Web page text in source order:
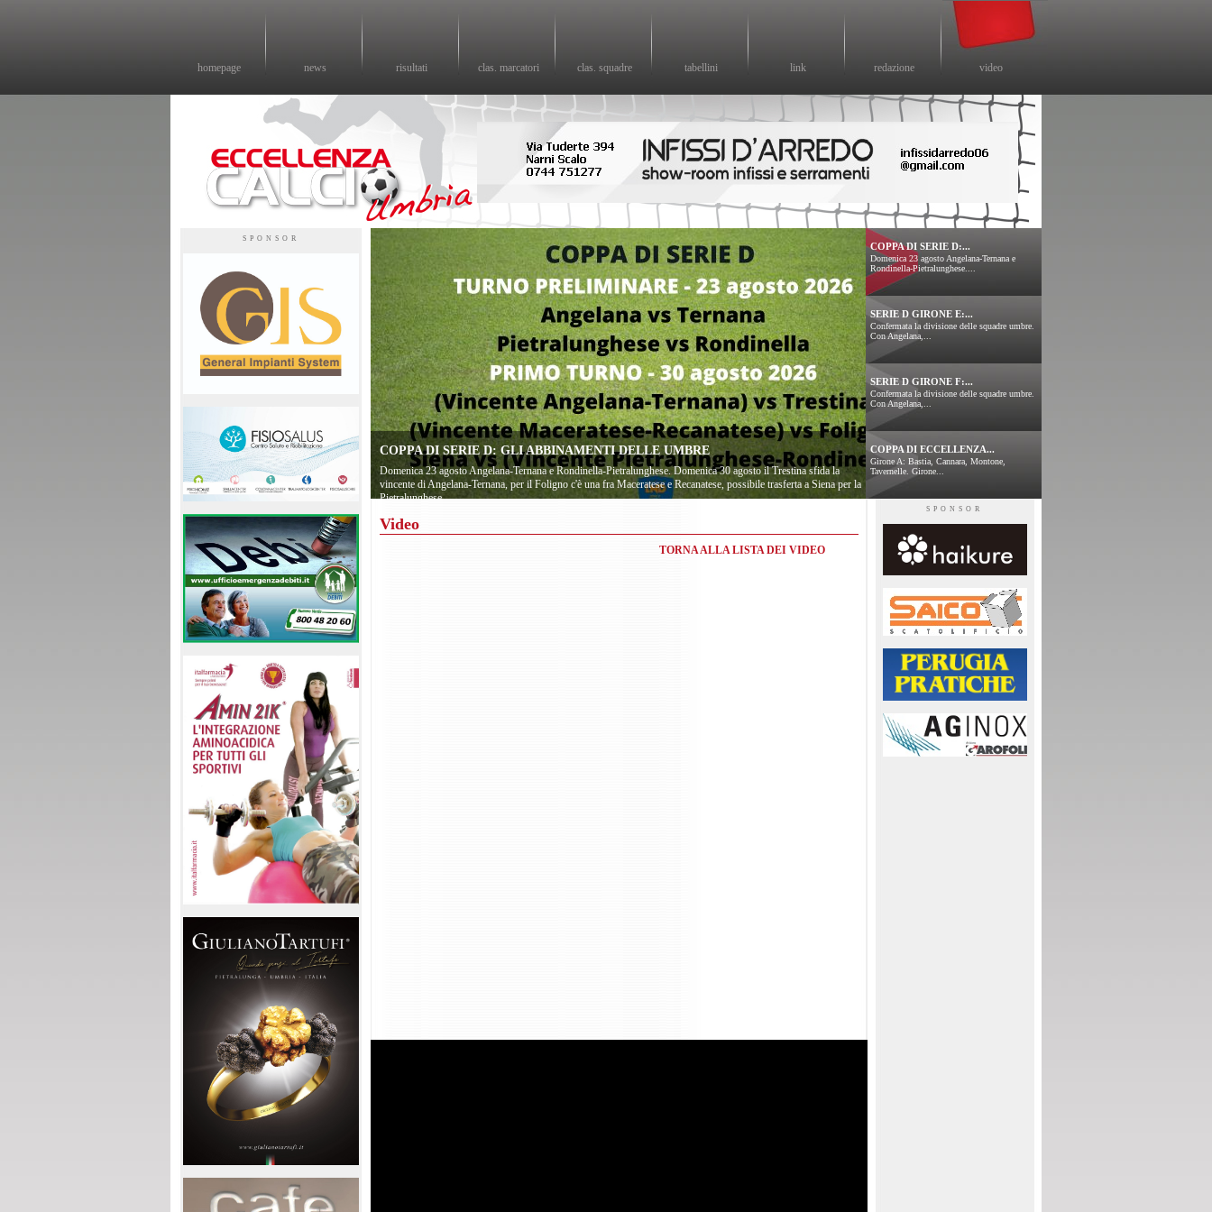
homepage news risultati clas. marcatori clas. squadre tabellini link redazione video
SPONSOR
COPPA DI SERIE D: GLI ABBINAMENTI DELLE UMBRE
Domenica 23 agosto Angelana-Ternana e Rondinella-Pietralunghese. Domenica 30 agosto il Trestina sfida la
vincente di Angelana-Ternana, per il Foligno c'è una fra Maceratese e Recanatese, possibile trasferta a Siena per la
Pietralunghese
COPPA DI SERIE D:...
Domenica 23 agosto Angelana-Ternana e
Rondinella-Pietralunghese....
SERIE D GIRONE E:...
Confermata la divisione delle squadre umbre.
Con Angelana,...
SERIE D GIRONE F:...
Confermata la divisione delle squadre umbre.
Con Angelana,...
COPPA DI ECCELLENZA...
Girone A: Bastia, Cannara, Montone,
Tavernelle. Girone...
Video
TORNA ALLA LISTA DEI VIDEO
SPONSOR